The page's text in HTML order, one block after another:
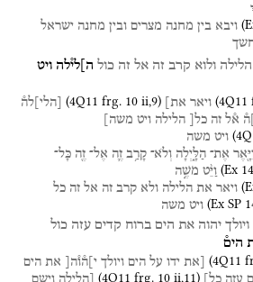
( ויבא בין מחנה מצרים ובין מחנה ישראל
הלילה ולוא קרב זה אל זה כול ה]לי֯לה ויט
(4Q11 ויאר את] (4Q11 frg. 10 ii,9) הלי לה֯
א֯ל זה כל[ הלילה ויט משה]
( ויט משה
אֶת־ הַלָּ֑יְלָה וְלֹא־ קָרַ֥ב זֶ֛ה אֶל־ זֶ֖ה כָּל־
(Ex 14 וַיֵּ֨ט מֹשֶׁ֣ה
( ויאר את הלילה ולא קרב זה אל זה כל
(Ex SP ויט משה
ויולך יהוה את הים ברוח קדים עזה כול
הים֯
(4Q11 [את ידו על הים ויולך י]ה֯ו֯ה[ את הים
עזה כל] (4Q11 frg. 10 ii,11) [הלילה וישם